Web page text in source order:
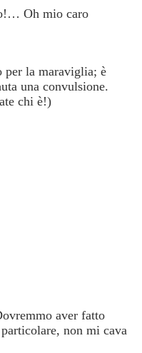
Oh mio caro
per la maraviglia; è
una convulsione.
chi è!)
aver fatto
non mi cava